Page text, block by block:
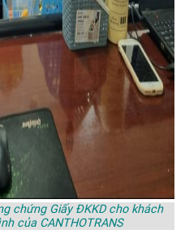
chứng Giấy ĐKKD cho khách
của CANTHOTRANS